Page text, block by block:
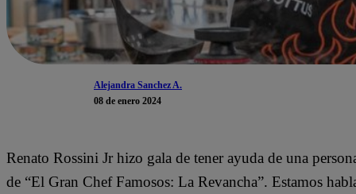
Alejandra Sanchez A.
08 de enero 2024
Renato Rossini Jr hizo gala de tener ayuda de una
de “El Gran Chef Famosos: La Revancha”. Estamos